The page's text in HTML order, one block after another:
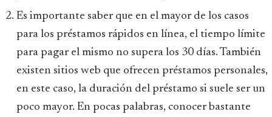
Es importante saber que en el mayor de los casos
para los préstamos rápidos en línea, el tiempo límite
para pagar el mismo no supera los 30 días. También
existen sitios web que ofrecen préstamos personales,
en este caso, la duración del préstamo si suele ser un
poco mayor. En pocas palabras, conocer bastante